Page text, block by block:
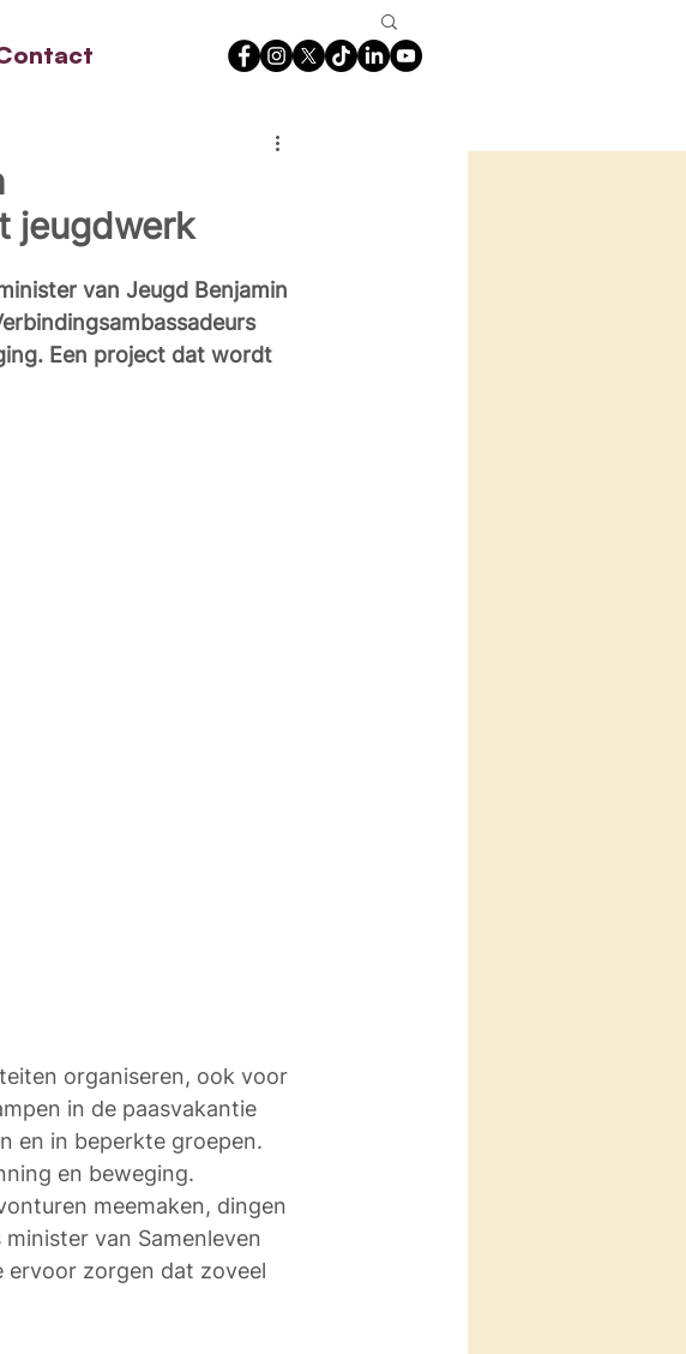
jeugdwerk
van Jeugd Benjamin
Een project dat wordt
organiseren, ook voor
in de paasvakantie
en in beperkte groepen.
en beweging.
meemaken, dingen
van Samenleven
ervoor zorgen dat zoveel